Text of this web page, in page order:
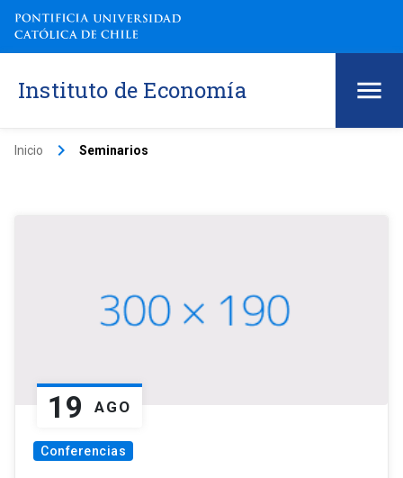
Instituto de Economía
Inicio keyboard_arrow_right Seminarios
19 AGO
Conferencias